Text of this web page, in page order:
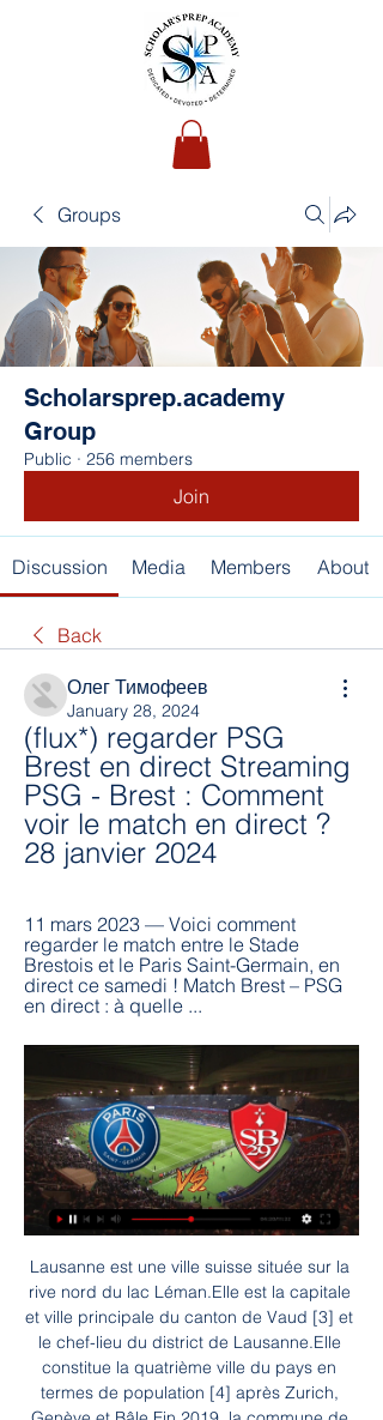
Groups
Scholarsprep.academy
Group
Public · 256 members
Join
Discussion Media Members About
Back
Олег Тимофеев
January 28, 2024
(flux*) regarder PSG
Brest en direct Streaming
PSG - Brest : Comment
voir le match en direct ?
28 janvier 2024
11 mars 2023 — Voici comment
regarder le match entre le Stade
Brestois et le Paris Saint-Germain, en
direct ce samedi ! Match Brest – PSG
en direct : à quelle ...
Lausanne est une ville suisse située sur la rive nord du lac Léman.Elle est la capitale et ville principale du canton de Vaud [3] et le chef-lieu du district de Lausanne.Elle constitue la quatrième ville du pays en termes de population [4] après Zurich, Genève et Bâle.Fin 2019, la commune de Lausanne compte 146 032 habitants [5].En 2018, l'agglomération lausannoise compte 420 757.

2020-5-19 · L'université du Costa Rica (en espagnol : Universidad de Costa Rica ou UCR) est une université publique de la République du Costa Rica, en Amérique centrale, fondée en 1940 [1].Le campus le plus important Ciudad Universitaria Rodrigo Facio, est situé à San Pedro, dans la province de San José.C'est le plus ancien établissement universitaire costaricien [2] et environ 39 000 étudiants.

Achetez vos livres neufs en ligne aux meilleurs prix garantis parmi 1 million de titres : Romans, polars, BD, mangas, manuels scolaires, ebooks. Librairie Decitre

Feyel Gilles, La “Gazette” en province à travers ses réimpressions 1631-1752: une recherche analytique de la diffusion d’un ancien périodique dans toute la France avec un aperçu général et bibliographique pour chacun des centres de réimpression de la Gazette, Amsterdam Maarssen, APA-Holland university press, coll. «Études de l’Institut de recherches des relations intellectuelles entre les pays de l’Europe …

Footendirect.com vous aide dans vos paris sportifs sur Diamantes de Guayana Libertador FC avec des pronostics, les meilleures cotes, les compos... Diamantes de Guayana Libertador FC 2ème Division le …

Retrouvez toutes les informations du match entre Paris FC et Chateauroux! Ce match aura lieu : Vendredi 13 mars Horaire du match Paris FC Chateauroux: 20:00. Le match est en direct. La diffusion TV de Paris FC - Chateauroux est retransmise en intégralité sur Beinsports Max 7 Ce match entre Paris FC et Chateauroux est un match de Ligue 2.

PSG - Brest : sur quelle chaîne voir le match de la Ligue 1 il y a 12 heures — Retrouvez toutes les informations de diffusion pour suivre ce match en direct. Article réalisé à partir de notre base de données 27 janvier 2024 ...

regarder PSG Brest en direct PSG-Brest: à quelle heure et su il y a 7 heures — regarder PSG Brest en direct PSG-Brest: à quelle heure et sur quelle chaîne regarder le 28/01/2024 En ligne 10 sept.

Résultats du match Gremio Anapolis - Atletico GO sur footlive.fr. Gremio Anapolis - Atletico GO aura lieu le 24-01-2020. Avec footlive.fr suivez vos équipes de football Gremio Anapolis résultats et Atletico GO résultats. Tous les résultats, les buteurs, scores en 1ère mi-temps, mi-temps , fin de match sur foot live.

Le PSG est le club d’un État, Leipzig est celui d’une puissante entreprise privée, Red Bull, dont le chiffre d’affaires pèse 6 milliards de dollars. Vice-champion d’Allemagne 2017 pour sa première...

Art de vivre. Retour. Art de vivre. Restaurants & Bars; Thalasso; Billetterie Accor Arena; Événements personnels; Activités et Découvertes. Expériences inoubliables; Activités et Visites; À faire dans nos hôtels; Travail. Retour. Travail. Voyages d’affaires; Réunions et Événements; Une chambre en journée; Co-working. Wojo; Mama Works ; Bons plans. Retour Bons plans. Sélection d.

Septuple champion de France, l’Olympique Lyonnais a toujours été l’un des grands animateurs du mercato. À l’image de Lisandro Lopez, Michel Bastos ou encore Sonny Anderson, l’OL n’a jamais hésité à casser sa tirelire pour s’attacher les services de ses plus grandes stars, tout en réalisant de belles ventes suite aux départs de ses talents tels que Karim Benzema, Michael.

L’Olympique Lyonnais s’est imposé 3 à 1 face à l’ogre Manchester City samedi en quart de finale de la Ligue des champions. Retour en 5 statistiques sur cette belle performance.

Leipzig PSG streaming direct RB Leipzig jouera contre PSG ce Mardi 18 août 2020 à 21h00 sur la pelouse du Estadio do Sport Lisboa e Benfica pour le compte de la demi-finale de ligue des champions 2020, lien pour voir le match RB Leipzig PSG streaming RB Leipzig vs PSG en direct et live streaming: comment regarder le match ?

Astuces paris sportifs En Avant Guingamp VS Olympique Lyonnais Statistiques. En Avant Guingamp : – 20è de la Ligue 1 – 3 victoires, 5 nuls et 14 défaites – 16 buts marqués – 46 buts encaissés – 7 buts marqués par Marcus Thuram – 3 buts marqués par Nicolas Benezet – 2 buts marqués par Nolan Roux – 1 but marqué par Etienne Didot. Olympique Lyonnais : – 3è de la …

Brest – PSG : à quelle heure et sur quelle chaîne regarder le 11 mars 2023 — Voici comment regarder le match entre le Stade Brestois et le Paris Saint-Germain, en direct ce samedi ! Match Brest – PSG en direct : à quelle ...

Les paris sur le football. Difficile de comprendre ô combien le football est populaire. Ce sport, qui existe depuis presque 2000 ans, a connu de nombreux scandales et fractures m

En poursuivant votre navigation sur ce site, vous acceptez l’utilisation de cookies pour vous proposer des services et offres adaptés à vos centres d’intérêts.

Brest-PSG : où regarder le match en streaming ? 29 oct. 2023 — Brest - PSG en direct à la télévision ou gratuitement en streaming, la dixième journée de Ligue 1 se déroulera ce dimanche 29 octobre.

Match Berrichonne de Châteauroux vs Paris FC results and Live score on footlive.com. Berrichonne de Châteauroux - Paris FC match for France: Ligue 2 starts on 15/03/2019 at 19:00 UTC/GMT. With footlive.com you can follow Berrichonne de Châteauroux results and Paris FC results. Live results, Goal Scorers , Half Time result, Full-Time result.

king tabac mouscron 337,00 € code ssx tricky ps2 Promo! gabriel film 2007. horloge rts somfy.. formule exponentielle excel Ajouter au panier farce cochon de lait lire passe composé Détails compromis chez le notaire.. la relève lille.

Après le FC Zurich en Super League, c'est au tour de Grasshopper, 2ème de Challenge League, d'annoncer un cas de coronavirus au sein de son …

NBA - Suivez en live la rencontre de Basketball opposant New Orleans Pelicans et Utah Jazz. Ce match se déroule le 31 juillet 2020 et débute à 00:30.

PSG - Brest : quelle chaîne diffuse le match en direct Le match PSG - Brest (Ligue 1) sera diffusé en direct le 28 janvier 2024 à 20h45 sur Amazon Prime Video. Cette saison, PSG, Brest et les autres clubs de Ligue 1 ...

EN DIRECT / LIVE. Suresnes - Antony - Fédérale 2 - 22 janvier 2017. Rugbyrama.fr Fédérale 2 - Suivez en live la rencontre de Rugby opposant Suresnes et Antony. Ce match se déroule le 22 janvier 2017 et débute à 15:00. Rugbyrama propose.et plus encore »

Le Bayern devra désormais discuter avec la direction de l’OL pour trouver un accord. Pour rappel, Melvin Bard est lié au club rhodanien jusqu’en 2022. S’il venait à s’engager de l.

Mouscron, la belle histoire de cette fin de saison Le Royal Excel Mouscron est tout simplement la meilleure équipe de Jupiler Pro League depuis le début de l'année 2019. Cela semble difficile à croire, étant donné que le club n'occupe que la 10ème place du …

Malgré quelques récentes difficultées qui, le Stade Brestois 29 devrait logiquement avoir une bonne possibilié de pouvoir se défendre contre l’équipe nordiste du LOSC de Lille. Néanmoins, et comme à l’accoutumée, rien ne sera joué d’avance pour le Stade Brestois 29 qui, malgré une défense qui tient la route, a déjà connu des épisodes compliqués contre le LOSC de Lille.

Kenny de Schepper, né le 29 mai 1987 à Bordeaux, est un joueur de tennis français, professionnel depuis 2010. Son principal fait d'armes a été d'accéder aux huitièmes de finale du tournoi de …

Cette page affiche le résultat de la rencontre Royal Excel Mouscron / Lille. Vous pouvez intérargir sur ce match de football en déposant vos propres commentaires. Le coup d'envoi de ce match de foot entre Royal Mouscron-Péruwelz et KFC Lille sera donné à 15h00 (22 août 2010).

Match : Comment regarder PSG/Brest en streaming il y a 60 minutes — Belle affiche ce dimanche soir au Parc des Princes et c'est Prime Video Ligue 1 qui diffusera en exclusivité PSG/Brest. Comme la saison passée, ...

Après le FC Zurich en Super League, c'est au tour de Grasshopper, 2ème de Challenge League, d'annoncer un cas de coronavirus au sein de son …

Les moyennes de buts. Nancy. But inscrit / match à domicile : 1,47 But inscrit / match à l'extérieur : 0,58 But encaissé / match à domicile : 1,32 But encaissé / match à l'extérieur : 1,53 AC Ajaccio

Comparez les vols Toulouse - Nancy parmi un large choix de compagnies aérienne (HOP!, Air France). Avec Easyvols, jamais la recherche de billets d'avion Toulouse - Nancy n'a été aussi simple.

Centre Culturel de Villefranche-sur-Saône Association Courte Echelle Foyer des Jeunes Travailleurs l'Accueil Point Information Médiation Multi-Service (PIMMS) Basket Club de Villefranche en Beaujolais. Football Club de Villefranche en Beaujolais. Villefranche Hand-Ball Beaujolais. Cercle Sportif de Villefranche (Rugby) Volley-Ball.

Paris Saint-Germain - Brest il y a 7 heures — Le grand favori pour le titre, le PSG, accueille Brest, l'une des équipes surprises de la saison. Gratuitement regarder tous les scores de foot en direct ...

Ce sera donc au tour du club de l’AC Ajaccio de recevoir Grenoble dans cette difficile compétition de la 20ème journée du championnat de la Ligue 2 que l’on pourra voir en streaming live par l’intermédiaire de la retransmission en direct le 10/01/2020 sur la chaine Canal+ ou beIN.

Barca TV en direct. Pour regarder la chaine Barca TV en streaming gratuit et illimité sur internet, rendez-vous sur la page officielle du live. Vous pourrez alors regarder PSG – Barça en direct et gratuit sur PC et mobile tout comme les autres matchs de foot avec le FC Barcelone dans la rencontre. En plus de proposer un live vidéo de.

Achetez TYC 20-3246-08-2 Projecteur principal gauche, H4, sans moteur électrique Équipement véhicule: pour véhicules avec réglage de l'inclinaison des phares él. à prix bas Prix conseillé: 54,19 € — Notre p